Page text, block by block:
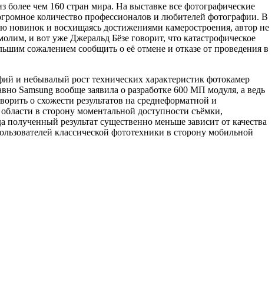
более чем 160 стран мира. На выставке все фотографические
количество профессионалов и любителей фотографии. В
новинок и восхищаясь достижениями камеростроения, автор не
и вот уже Джеральд Бёзе говорит, что катастрофическое
сожалением сообщить о её отмене и отказе от проведения в
и небывалый рост технических характеристик фотокамер
Samsung вообще заявила о разработке 600 МП модуля, а ведь
о схожести результатов на среднеформатной и
в сторону моментальной доступности съёмки,
результат существенно меньше зависит от качества
классической фототехники в сторону мобильной